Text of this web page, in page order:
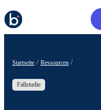
Startseite Ressourcen
Fallstudie